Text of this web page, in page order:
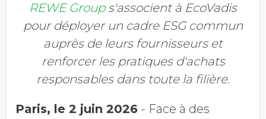
REWE Groups'associent à EcoVadis
pour déployer un cadre ESG commun
auprès de leurs fournisseurs et
renforcer les pratiques d'achats
responsables dans toute la filière.
Paris, le 2 juin 2026 - Face à des